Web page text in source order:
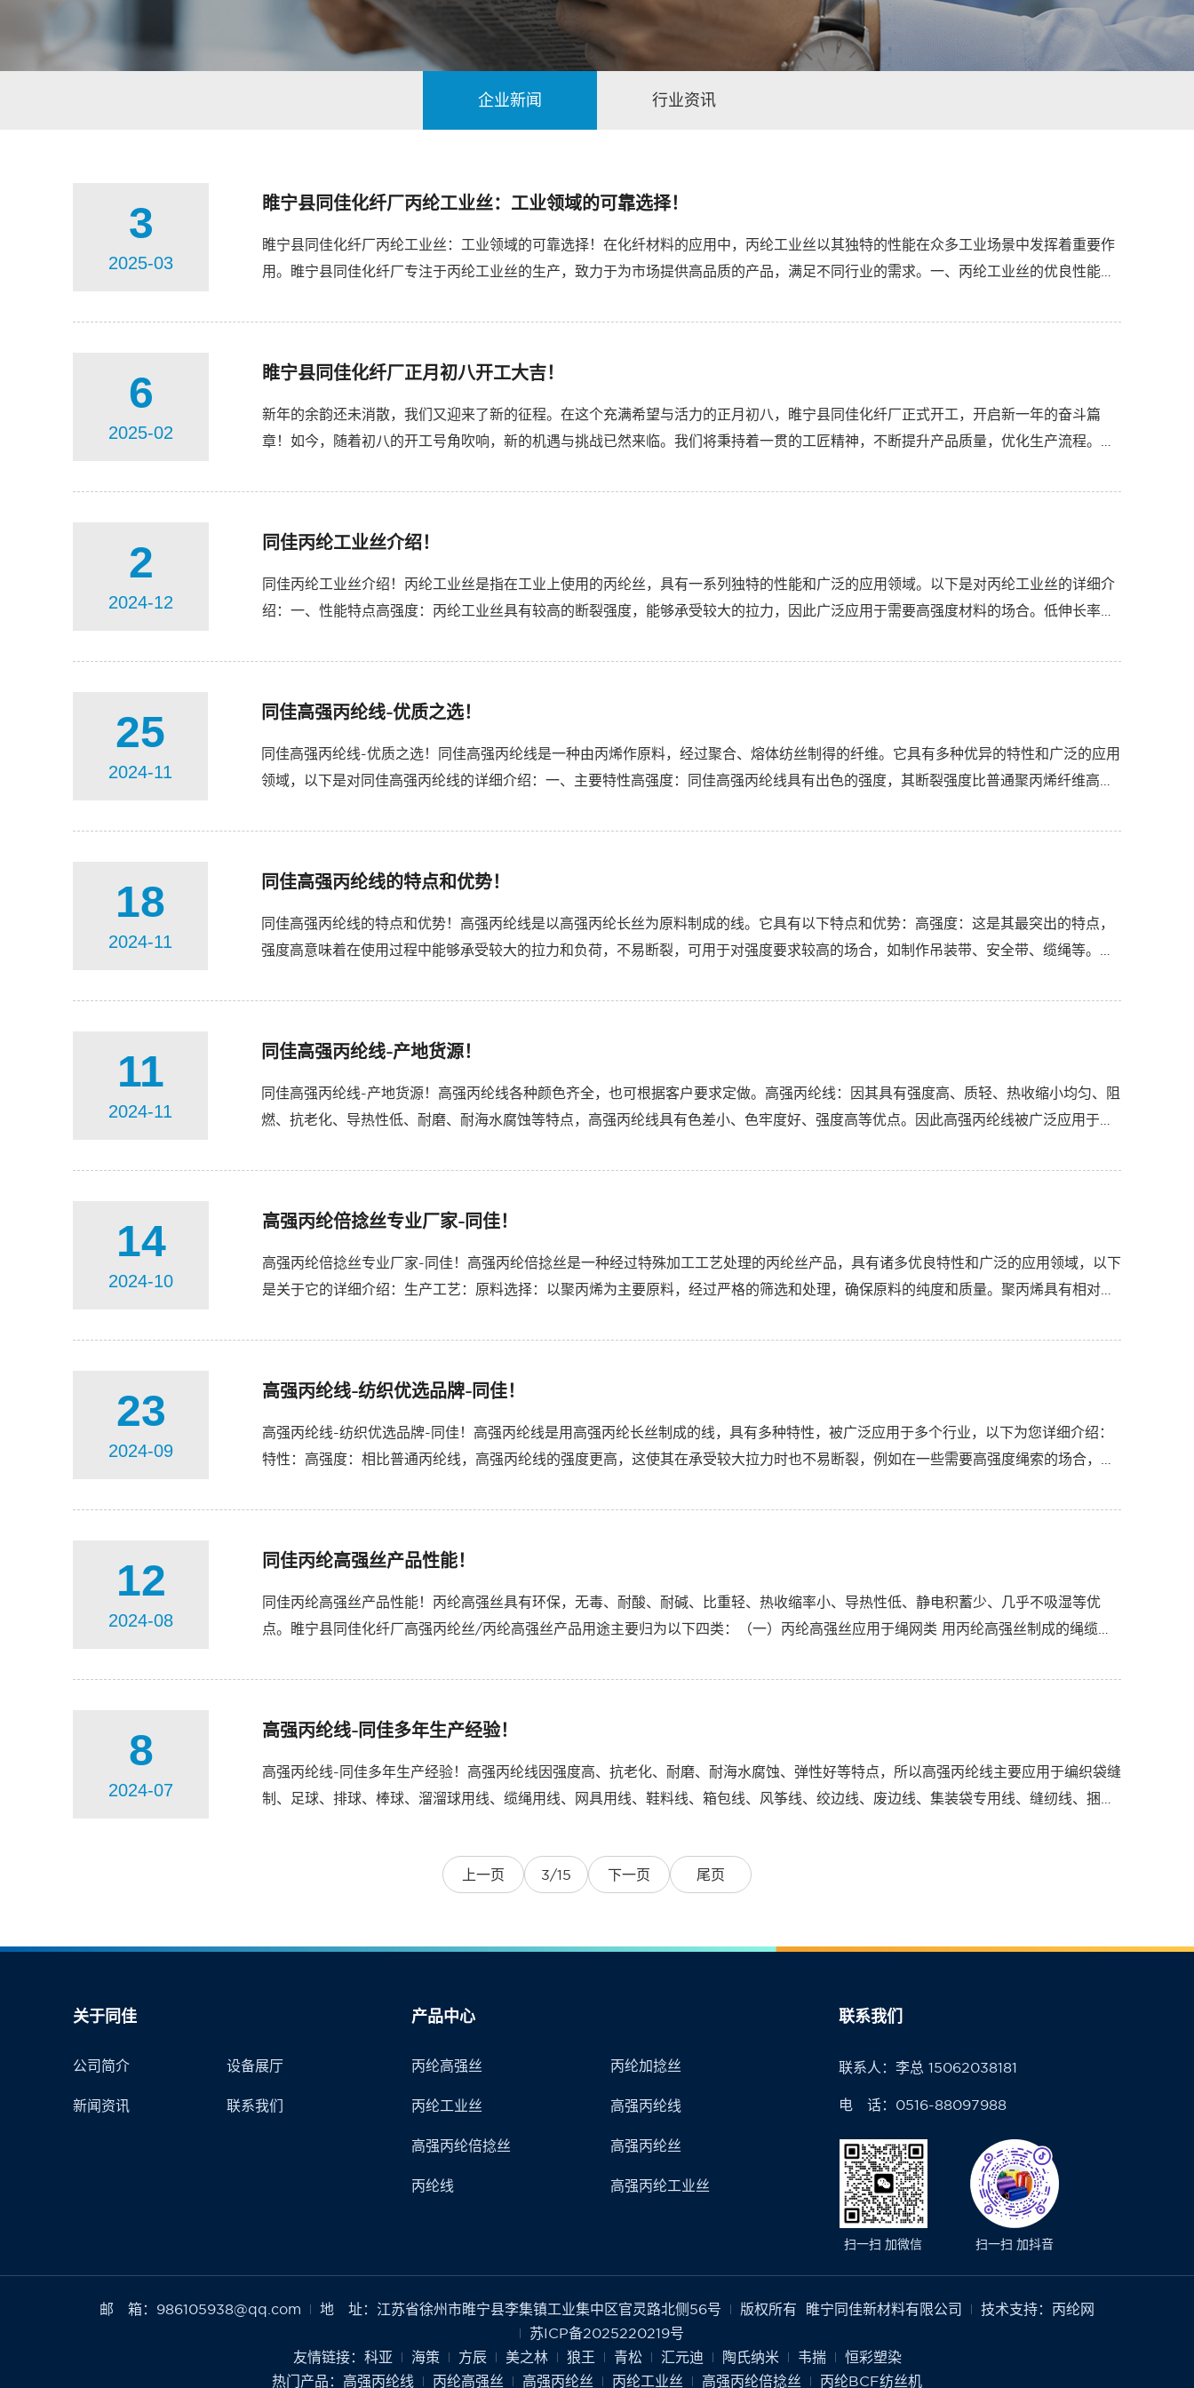
企业新闻 行业资讯
3
2025-03
睢宁县同佳化纤厂​丙纶工业丝：工业领域的可靠选择！
睢宁县同佳化纤厂丙纶工业丝：工业领域的可靠选择！在化纤材料的应用中，丙纶工业丝以其独特的性能在众多工业场景中发挥着重要作
用。睢宁县同佳化纤厂专注于丙纶工业丝的生产，致力于为市场提供高品质的产品，满足不同行业的需求。一、丙纶工业丝的优良性能高
6
2025-02
睢宁县同佳化纤厂正月初八开工大吉！
新年的余韵还未消散，我们又迎来了新的征程。在这个充满希望与活力的正月初八，睢宁县同佳化纤厂正式开工，开启新一年的奋斗篇
章！如今，随着初八的开工号角吹响，新的机遇与挑战已然来临。我们将秉持着一贯的工匠精神，不断提升产品质量，优化生产流程。同
2
2024-12
同佳丙纶工业丝介绍！
同佳丙纶工业丝介绍！丙纶工业丝是指在工业上使用的丙纶丝，具有一系列独特的性能和广泛的应用领域。以下是对丙纶工业丝的详细介
绍：一、性能特点高强度：丙纶工业丝具有较高的断裂强度，能够承受较大的拉力，因此广泛应用于需要高强度材料的场合。低伸长率：
25
2024-11
同佳高强丙纶线-优质之选！
同佳高强丙纶线-优质之选！同佳高强丙纶线是一种由丙烯作原料，经过聚合、熔体纺丝制得的纤维。它具有多种优异的特性和广泛的应用
领域，以下是对同佳高强丙纶线的详细介绍：一、主要特性高强度：同佳高强丙纶线具有出色的强度，其断裂强度比普通聚丙烯纤维高出
18
2024-11
同佳高强丙纶线的特点和优势！
同佳高强丙纶线的特点和优势！高强丙纶线是以高强丙纶长丝为原料制成的线。它具有以下特点和优势：高强度：这是其最突出的特点，
强度高意味着在使用过程中能够承受较大的拉力和负荷，不易断裂，可用于对强度要求较高的场合，如制作吊装带、安全带、缆绳等。耐
11
2024-11
同佳高强丙纶线-产地货源！
同佳高强丙纶线-产地货源！高强丙纶线各种颜色齐全，也可根据客户要求定做。高强丙纶线：因其具有强度高、质轻、热收缩小均匀、阻
燃、抗老化、导热性低、耐磨、耐海水腐蚀等特点，高强丙纶线具有色差小、色牢度好、强度高等优点。因此高强丙纶线被广泛应用于安
14
2024-10
高强丙纶倍捻丝专业厂家-同佳！
高强丙纶倍捻丝专业厂家-同佳！高强丙纶倍捻丝是一种经过特殊加工工艺处理的丙纶丝产品，具有诸多优良特性和广泛的应用领域，以下
是关于它的详细介绍：生产工艺：原料选择：以聚丙烯为主要原料，经过严格的筛选和处理，确保原料的纯度和质量。聚丙烯具有相对分
23
2024-09
高强丙纶线-纺织优选品牌-同佳！
高强丙纶线-纺织优选品牌-同佳！高强丙纶线是用高强丙纶长丝制成的线，具有多种特性，被广泛应用于多个行业，以下为您详细介绍：
特性：高强度：相比普通丙纶线，高强丙纶线的强度更高，这使其在承受较大拉力时也不易断裂，例如在一些需要高强度绳索的场合，如
12
2024-08
同佳丙纶高强丝产品性能！
同佳丙纶高强丝产品性能！丙纶高强丝具有环保，无毒、耐酸、耐碱、比重轻、热收缩率小、导热性低、静电积蓄少、几乎不吸湿等优
点。睢宁县同佳化纤厂高强丙纶丝/丙纶高强丝产品用途主要归为以下四类：（一）丙纶高强丝应用于绳网类 用丙纶高强丝制成的绳缆以
8
2024-07
高强丙纶线-同佳多年生产经验！
高强丙纶线-同佳多年生产经验！高强丙纶线因强度高、抗老化、耐磨、耐海水腐蚀、弹性好等特点，所以高强丙纶线主要应用于编织袋缝
制、足球、排球、棒球、溜溜球用线、缆绳用线、网具用线、鞋料线、箱包线、风筝线、绞边线、废边线、集装袋专用线、缝纫线、捆钞
上一页 3/15 下一页 尾页
关于同佳
公司简介 设备展厅
新闻资讯 联系我们
产品中心
丙纶高强丝 丙纶加捻丝
丙纶工业丝 高强丙纶线
高强丙纶倍捻丝 高强丙纶丝
丙纶线 高强丙纶工业丝
联系我们
联系人：李总 15062038181
电 话：0516-88097988
扫一扫 加微信 扫一扫 加抖音
邮 箱：986105938@qq.com 地 址：江苏省徐州市睢宁县李集镇工业集中区官灵路北侧56号 版权所有 睢宁同佳新材料有限公司 技术支持： 丙纶网
苏ICP备2025220219号
友情链接： 科亚 海策 方辰 美之林 狼王 青松 汇元迪 陶氏纳米 韦揣
恒彩塑染
热门产品： 高强丙纶线 丙纶高强丝 高强丙纶丝 丙纶工业丝 高强丙纶倍捻丝 丙纶BCF纺丝机